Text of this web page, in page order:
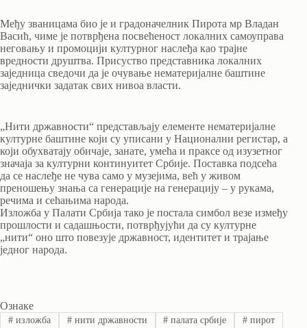
Међу званицама био је и градоначелник Пирота мр Владан
Васић, чиме је потврђена посвећеност локалних самоуправа
неговању и промоцији културног наслеђа као трајне
вредности друштва. Присуство представника локалних
заједница сведочи да је очување нематеријалне баштине
заједнички задатак свих нивоа власти.
„Нити државности“ представљају елементе нематеријалне
културне баштине који су уписани у Национални регистар, а
који обухватају обичаје, занате, умећа и праксе од изузетног
значаја за културни континуитет Србије. Поставка подсећа
да се наслеђе не чува само у музејима, већ у живом
преношењу знања са генерације на генерацију – у рукама,
речима и сећањима народа.
Изложба у Палати Србија тако је постала симбол везе између
прошлости и садашњости, потврђујући да су културне
„нити“ оно што повезује државност, идентитет и трајање
једног народа.
Ознаке
#изложба #нити државности # палата србије # пирот